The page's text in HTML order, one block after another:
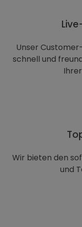
Unser
schnell und
Wir bieten den
und